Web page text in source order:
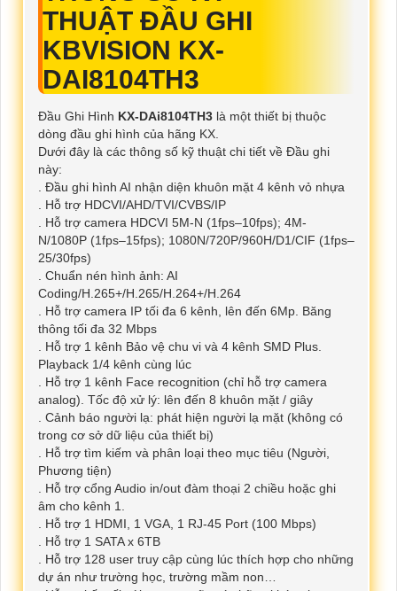
THUẬT ĐẦU GHI
KBVISION KX-
DAI8104TH3
Đầu Ghi Hình KX-DAi8104TH3 là một thiết bị thuộc
dòng đầu ghi hình của hãng KX.
Dưới đây là các thông số kỹ thuật chi tiết về Đầu ghi
này:
. Đầu ghi hình AI nhận diện khuôn mặt 4 kênh vỏ nhựa
. Hỗ trợ HDCVI/AHD/TVI/CVBS/IP
. Hỗ trợ camera HDCVI 5M-N (1fps–10fps); 4M-
N/1080P (1fps–15fps); 1080N/720P/960H/D1/CIF (1fps–
25/30fps)
. Chuẩn nén hình ảnh: AI
Coding/H.265+/H.265/H.264+/H.264
. Hỗ trợ camera IP tối đa 6 kênh, lên đến 6Mp. Băng
thông tối đa 32 Mbps
. Hỗ trợ 1 kênh Bảo vệ chu vi và 4 kênh SMD Plus.
Playback 1/4 kênh cùng lúc
. Hỗ trợ 1 kênh Face recognition (chỉ hỗ trợ camera
analog). Tốc độ xử lý: lên đến 8 khuôn mặt / giây
. Cảnh báo người lạ: phát hiện người lạ mặt (không có
trong cơ sở dữ liệu của thiết bị)
. Hỗ trợ tìm kiếm và phân loại theo mục tiêu (Người,
Phương tiện)
. Hỗ trợ cổng Audio in/out đàm thoại 2 chiều hoặc ghi
âm cho kênh 1.
. Hỗ trợ 1 HDMI, 1 VGA, 1 RJ-45 Port (100 Mbps)
. Hỗ trợ 1 SATA x 6TB
. Hỗ trợ 128 user truy cập cùng lúc thích hợp cho những
dự án như trường học, trường mầm non…